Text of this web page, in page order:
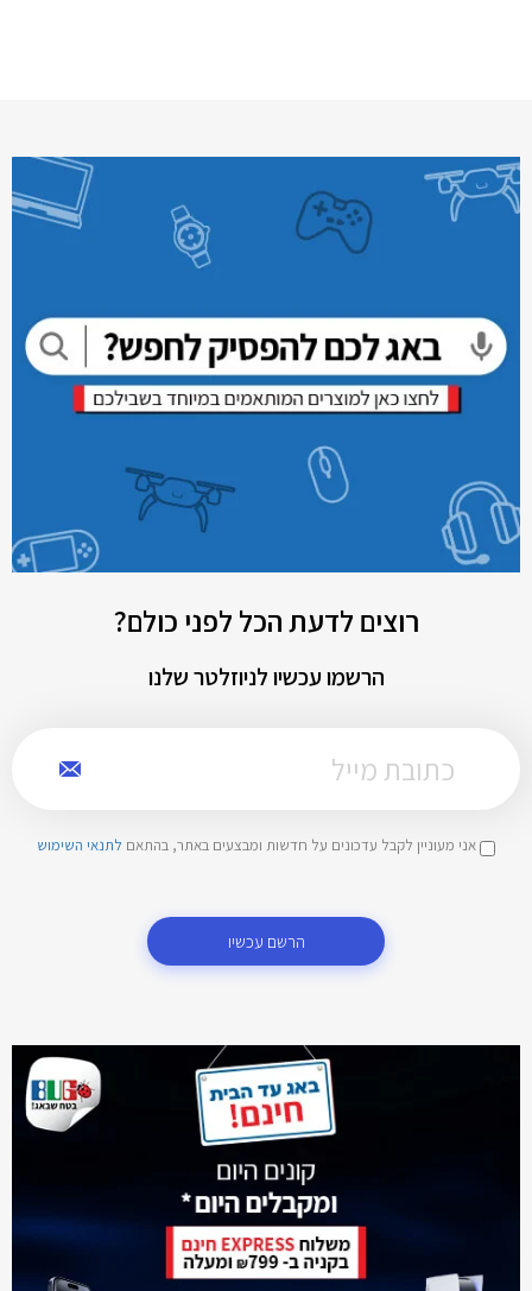
רוצים לדעת הכל לפני כולם?
הרשמו עכשיו לניוזלטר שלנו
אני מעוניין לקבל עדכונים על חדשות ומבצעים באתר, בהתאם לתנאי השימוש
הרשם עכשיו